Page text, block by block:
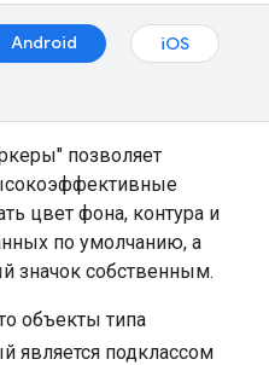
Android
iOS
позволяет
цвет фона, контура и
по умолчанию, а
значок собственным.
объекты типа
является подклассом